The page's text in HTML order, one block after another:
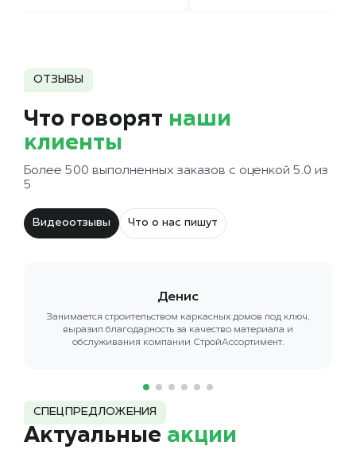
ОТЗЫВЫ
Что говорят наши
клиенты
Более 500 выполненных заказов с оценкой 5.0 из
5
Видеоотзывы Что о нас пишут
Денис
Занимается строительством каркасных домов под ключ,
выразил благодарность за качество материала и
обслуживания компании СтройАссортимент.
СПЕЦПРЕДЛОЖЕНИЯ
Актуальные акции